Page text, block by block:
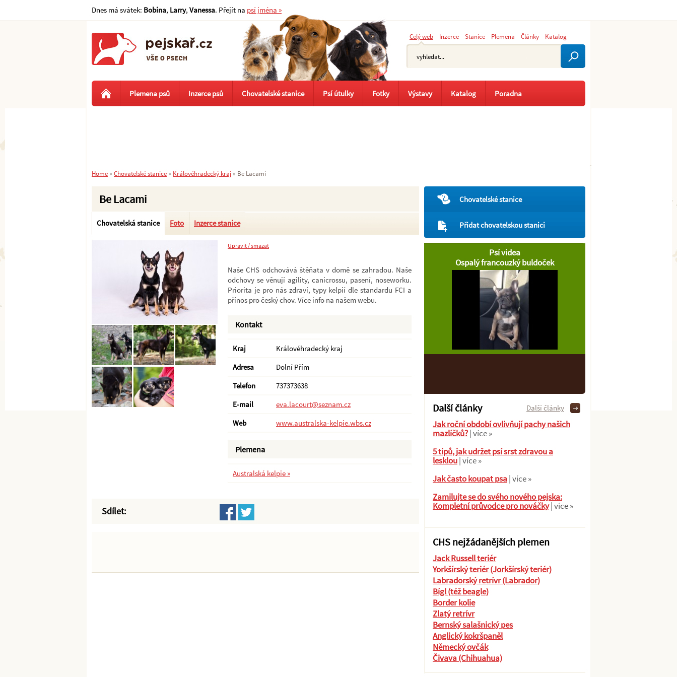
Be Lacami
Chovatelská stanice Foto Inzerce stanice
Upravit / smazat
Naše CHS odchovává štěňata v domě se zahradou. Naše
odchovy se věnují agility, canicrossu, pasení, noseworku.
Priorita je pro nás zdraví, typy kelpií dle standardu FCI a
přínos pro český chov. Více info na našem webu.
Kontakt
Kraj
Královéhradecký kraj
Adresa
Dolní Přím
Telefon
737373638
E-mail
eva.lacourt@seznam.cz
Web
www.australska-kelpie.wbs.cz
Plemena
Australská kelpie »
Sdílet:
Chovatelské stanice
Přidat chovatelskou stanici
Psí videa
Ospalý francouzký buldoček
Další články
Jak roční období ovlivňují pachy našich
mazlíčků?| více »
5 tipů, jak udržet psí srst zdravou a
lesklou| více »
Jak často koupat psa| více »
Zamilujte se do svého nového pejska:
Kompletní průvodce pro nováčky| více »
Další články
CHS nejžádanějších plemen
Jack Russell teriér
Yorkšírský teriér (Jorkšírský teriér)
Labradorský retrívr (Labrador)
Bígl (též beagle)
Border kolie
Zlatý retrívr
Bernský salašnický pes
Anglický kokršpaněl
Německý ovčák
Čivava (Chihuahua)
Celý web Inzerce Stanice Plemena Články Katalog
Plemena psů Inzerce psů Chovatelské stanice Psí útulky Fotky Výstavy Katalog Poradna
Home » Chovatelské stanice » Královéhradecký kraj » Be Lacami
Dnes má svátek: Bobina, Larry, Vanessa. Přejít na psí jména »